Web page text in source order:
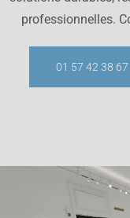
professionnelles.
01 57 42 38 67